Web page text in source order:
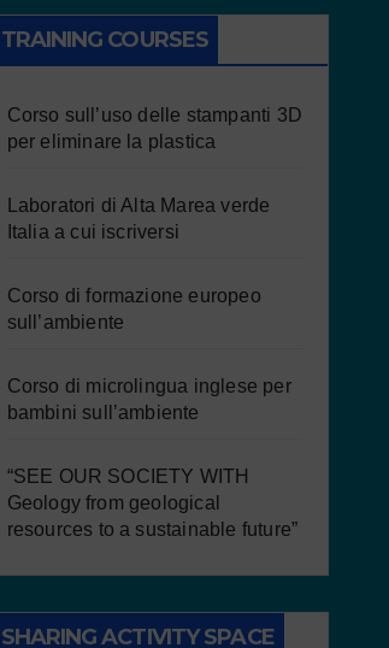
TRAINING COURSES
Corso sull’uso delle stampanti 3D
per eliminare la plastica
Laboratori di Alta Marea verde
Italia a cui iscriversi
Corso di formazione europeo
sull’ambiente
Corso di microlingua inglese per
bambini sull’ambiente
“SEE OUR SOCIETY WITH
Geology from geological
resources to a sustainable future”
SHARING ACTIVITY SPACE